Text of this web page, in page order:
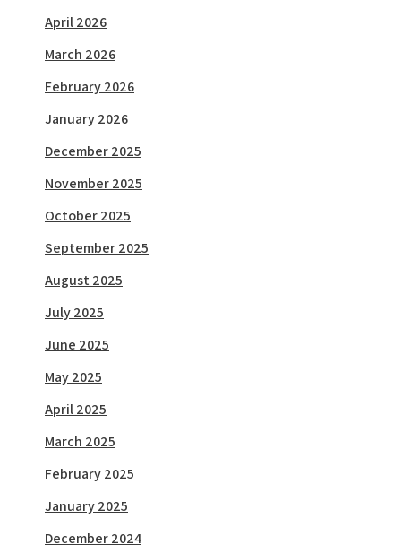
April 2026
March 2026
February 2026
January 2026
December 2025
November 2025
October 2025
September 2025
August 2025
July 2025
June 2025
May 2025
April 2025
March 2025
February 2025
January 2025
December 2024